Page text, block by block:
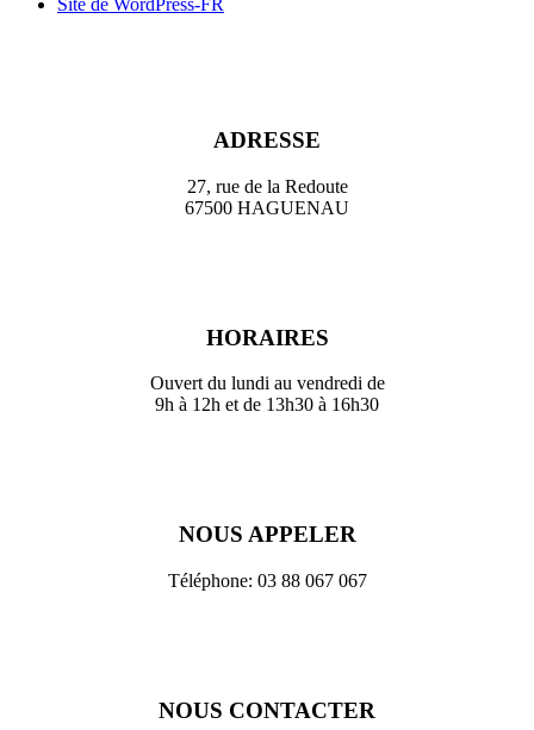
ADRESSE
27, rue de la Redoute
67500 HAGUENAU
HORAIRES
Ouvert du lundi au vendredi de
9h à 12h et de 13h30 à 16h30
NOUS APPELER
Téléphone: 03 88 067 067
NOUS CONTACTER